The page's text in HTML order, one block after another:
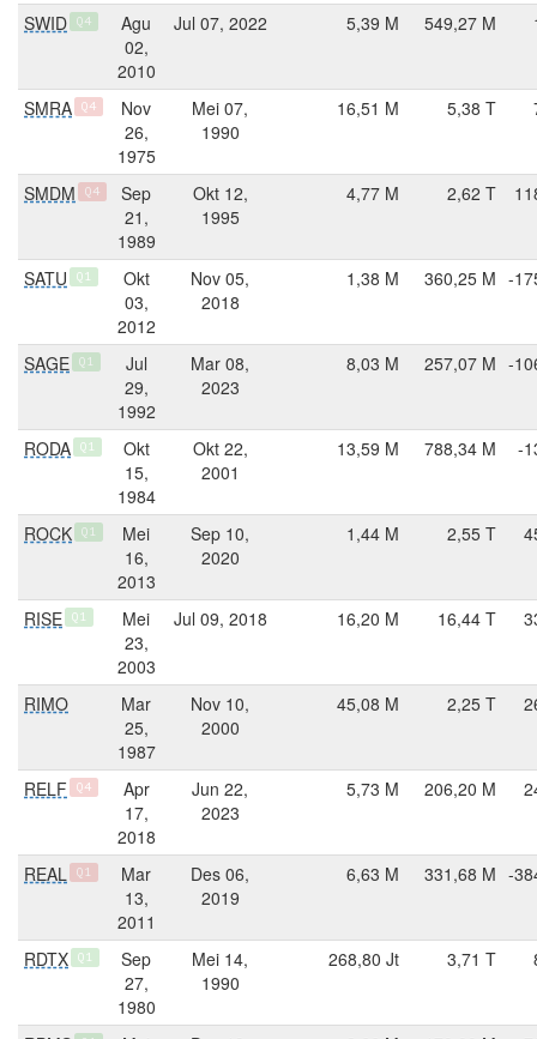
SWID Q4
Agu
02,
2010
Jul 07, 2022 5,39 M 549,27 M
SMRA Q4
Nov
26,
1975
Mei 07,
1990
16,51 M 5,38 T
SMDM Q4
Sep
21,
1989
Okt 12,
1995
4,77 M 2,62 T
SATU Q1
Okt
03,
2012
Nov 05,
2018
1,38 M 360,25 M -
SAGE Q1
Jul
29,
1992
Mar 08,
2023
8,03 M 257,07 M -
RODA Q1
Okt
15,
1984
Okt 22,
2001
13,59 M 788,34 M -
ROCK Q1
Mei
16,
2013
Sep 10,
2020
1,44 M 2,55 T
RISE Q1
Mei
23,
2003
Jul 09, 2018 16,20 M 16,44 T
RIMO
Mar
25,
1987
Nov 10,
2000
45,08 M 2,25 T
RELF Q4
Apr
17,
2018
Jun 22,
2023
5,73 M 206,20 M
REAL Q1
Mar
13,
2011
Des 06,
2019
6,63 M 331,68 M -
RDTX Q1
Sep
27,
1980
Mei 14,
1990
268,80 Jt 3,71 T